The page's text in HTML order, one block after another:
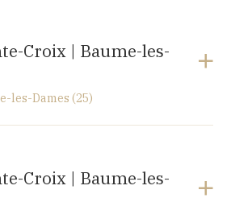
Croix | Baume-les-
les-Dames (25)
Sainte-Croix,
Kennedy, 25110 BAUME-LES-
Croix | Baume-les-